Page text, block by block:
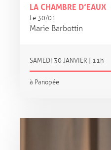
LA CHAMBRE D’EAUX
Le 30/01
Marie Barbottin
SAMEDI 30 JANVIER | 11h
à Panopée